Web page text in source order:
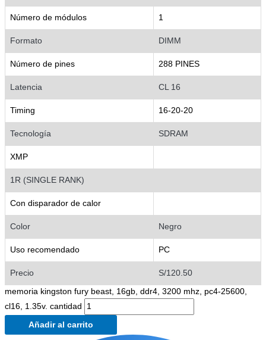
Número de módulos 1
Formato DIMM
Número de pines 288 PINES
Latencia CL 16
Timing 16-20-20
Tecnología SDRAM
XMP
1R (SINGLE RANK)
Con disparador de calor
Color Negro
Uso recomendado PC
Precio S/120.50
memoria kingston fury beast, 16gb, ddr4, 3200 mhz, pc4-25600,
cl16, 1.35v. cantidad
Añadir al carrito